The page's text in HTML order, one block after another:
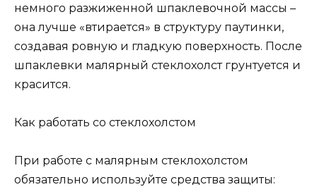
немного разжиженной шпаклевочной массы –
она лучше «втирается» в структуру паутинки,
создавая ровную и гладкую поверхность. После
шпаклевки малярный стеклохолст грунтуется и
красится.
Как работать со стеклохолстом
При работе с малярным стеклохолстом
обязательно используйте средства защиты: